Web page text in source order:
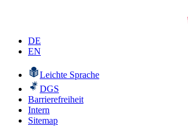
DE
EN
Leichte Sprache
DGS
Barrierefreiheit
Intern
Sitemap